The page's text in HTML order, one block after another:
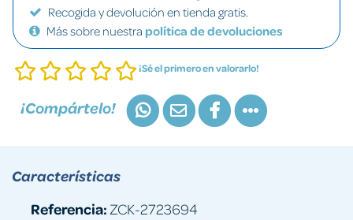
Recogida y devolución en tienda gratis.
Más sobre nuestra política de devoluciones
¡Sé el primero en valorarlo!
¡Compártelo!
Características
Referencia: ZCK-2723694